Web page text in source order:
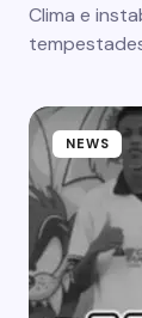
Clima e
NEWS